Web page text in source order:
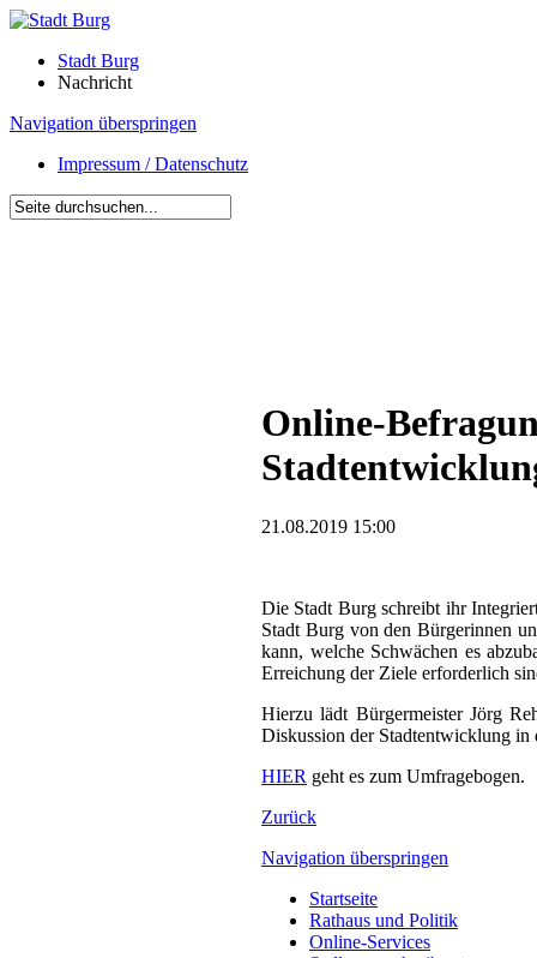
Stadt Burg
Nachricht
Navigation überspringen
Impressum / Datenschutz
Online-
21.08.2019 15:00
Die Stadt Burg schreibt ihr
Stadt Burg von den Bürgerinnen
kann, welche Schwächen es
Erreichung der Ziele erforderlich
Hierzu lädt Bürgermeister Jörg
Diskussion der Stadtentwicklung in
HIER geht es zum Umfragebogen.
Zurück
Navigation überspringen
Startseite
Rathaus und Politik
Online-Services